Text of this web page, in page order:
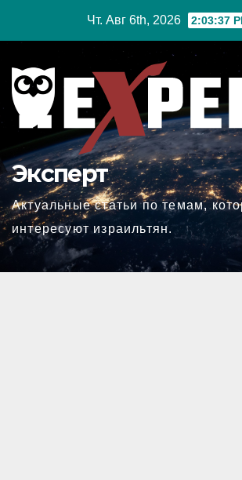
Чт. Авг 6th, 2026 2:03:38
Эксперт
Актуальные статьи по темам,
интересуют израильтян.